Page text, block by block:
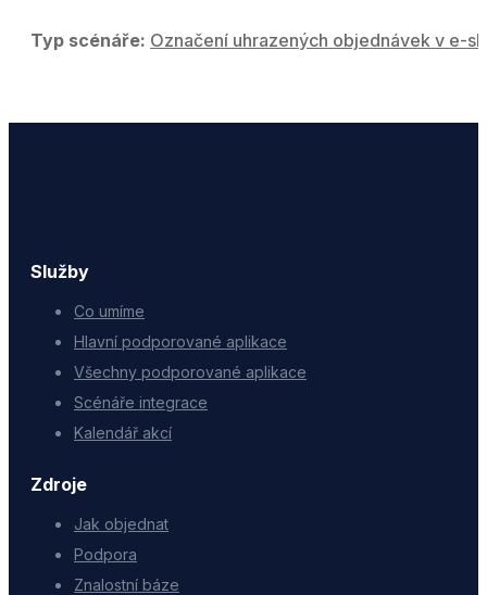
Typ scénáře: Označení uhrazených objednávek v e-
Služby
Co umíme
Hlavní podporované aplikace
Všechny podporované aplikace
Scénáře integrace
Kalendář akcí
Zdroje
Jak objednat
Podpora
Znalostní báze